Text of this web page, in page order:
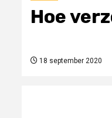
Hoe
18 september 2020